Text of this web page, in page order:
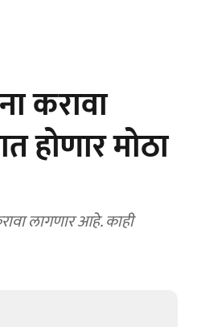
करावा
होणार मोठा
लागणार आहे. काही